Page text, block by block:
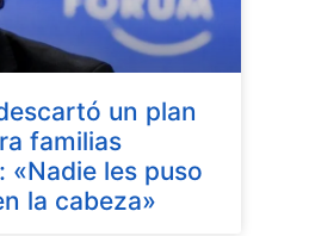
un plan
familias
«Nadie les puso
la cabeza»